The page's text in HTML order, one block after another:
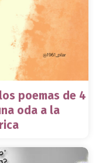
poemas de 4
oda a la